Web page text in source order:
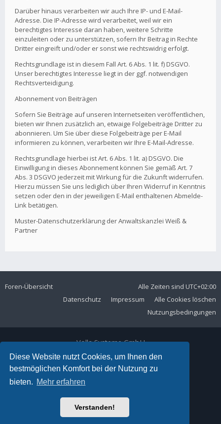
Diese Website nutzt Cookies, um Ihnen den
bestmöglichen Komfort bei der Nutzung zu
bieten. Mehr erfahren
Verstanden!
Darüber hinaus verarbeiten wir auch Ihre IP- und E-Mail-
Adresse. Die IP-Adresse wird verarbeitet, weil wir ein
berechtigtes Interesse daran haben, weitere Schritte
einzuleiten oder zu unterstützen, sofern Ihr Beitrag in Rechte
Dritter eingreift und/oder er sonst wie rechtswidrig erfolgt.
Rechtsgrundlage ist in diesem Fall Art. 6 Abs. 1 lit. f) DSGVO.
Unser berechtigtes Interesse liegt in der ggf. notwendigen
Rechtsverteidigung.
Abonnement von Beiträgen
Sofern Sie Beiträge auf unseren Internetseiten veröffentlichen,
bieten wir Ihnen zusätzlich an, etwaige Folgebeiträge Dritter zu
abonnieren. Um Sie über diese Folgebeiträge per E-Mail
informieren zu können, verarbeiten wir Ihre E-Mail-Adresse.
Rechtsgrundlage hierbei ist Art. 6 Abs. 1 lit. a) DSGVO. Die
Einwilligung in dieses Abonnement können Sie gemäß Art. 7
Abs. 3 DSGVO jederzeit mit Wirkung für die Zukunft widerrufen.
Hierzu müssen Sie uns lediglich über Ihren Widerruf in Kenntnis
setzen oder den in der jeweiligen E-Mail enthaltenen Abmelde-
Link betätigen.
Muster-Datenschutzerklärung der Anwaltskanzlei Weiß &
Partner
Foren-Übersicht Alle Zeiten sind UTC+02:00
Alle Cookies löschen
Impressum
Datenschutz
Nutzungsbedingungen
Volla Systeme GmbH
Kölner Straße 102
42897 Remscheid
Telefon:+49 2191 59897 61
E-Mail:
Ariki Theme by